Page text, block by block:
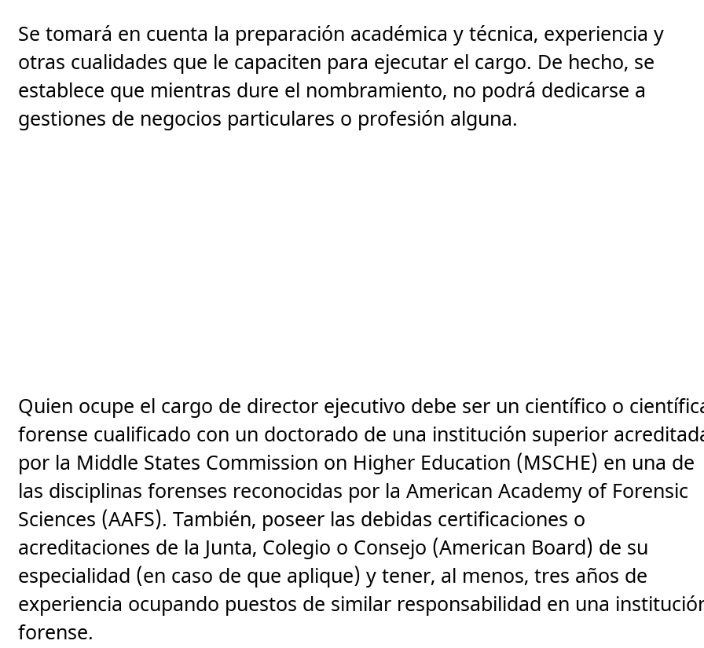
Se tomará en cuenta la preparación académica y técnica, experiencia y
otras cualidades que le capaciten para ejecutar el cargo. De hecho, se
establece que mientras dure el nombramiento, no podrá dedicarse a
gestiones de negocios particulares o profesión alguna.
Quien ocupe el cargo de director ejecutivo debe ser un científico o
forense cualificado con un doctorado de una institución superior
por la Middle States Commission on Higher Education (MSCHE) en una de
las disciplinas forenses reconocidas por la American Academy of Forensic
Sciences (AAFS). También, poseer las debidas certificaciones o
acreditaciones de la Junta, Colegio o Consejo (American Board) de su
especialidad (en caso de que aplique) y tener, al menos, tres años de
experiencia ocupando puestos de similar responsabilidad en una
forense.